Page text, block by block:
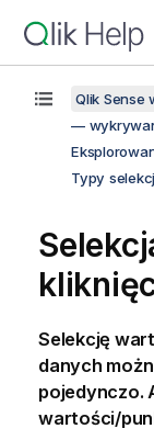
Qlik Sense
—
Typy
Selekcję
danych
pojedynczo.
wartości/